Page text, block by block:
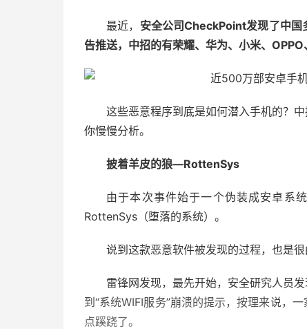
最近， 安全公司CheckPoint发现了中国
告推送，中招的有荣耀、华为、小米、
这些恶意程序到底是如何潜入手机的？
你慢慢分析。
披着羊皮的狼—RottenSys
由于本次事件始于一个伪装成安卓系
RottenSys（堕落的系统）。
说到这款恶意软件被发现的过程，也是很
雷锋网发现，最先开始，安全研究人员
到“系统WIFI服务”崩溃的提示，按理来说，
点蹊跷了。